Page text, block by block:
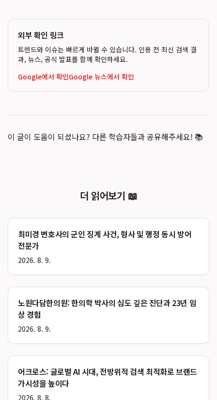
외부 확인 링크
트렌드와 이슈는 빠르게 바뀔 수 있습니다. 인용 전 최신 검색 결
과, 뉴스, 공식 발표를 함께 확인하세요.
Google에서 확인Google 뉴스에서 확인
이 글이 도움이 되셨나요? 다른 학습자들과 공유해주세요! 📚
더 읽어보기 📖
최미경 변호사의 군인 징계 사건, 형사 및 행정 동시 방어
전문가
2026. 8. 9.
노원다담한의원: 한의학 박사의 심도 깊은 진단과 23년 임
상 경험
2026. 8. 9.
어크로스: 글로벌 AI 시대, 전방위적 검색 최적화로 브랜드
가시성을 높이다
2026. 8. 8.